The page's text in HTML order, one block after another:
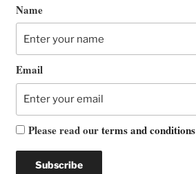
Name
Email
Please read ourterms and conditions